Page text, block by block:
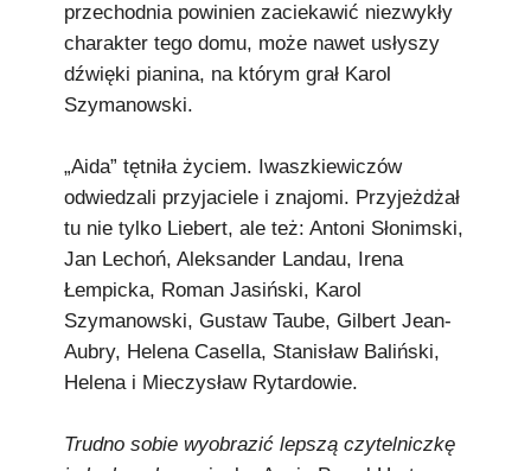
przechodnia powinien zaciekawić niezwykły
charakter tego domu, może nawet usłyszy
dźwięki pianina, na którym grał Karol
Szymanowski.
„Aida” tętniła życiem. Iwaszkiewiczów
odwiedzali przyjaciele i znajomi. Przyjeżdżał
tu nie tylko Liebert, ale też: Antoni Słonimski,
Jan Lechoń, Aleksander Landau, Irena
Łempicka, Roman Jasiński, Karol
Szymanowski, Gustaw Taube, Gilbert Jean-
Aubry, Helena Casella, Stanisław Baliński,
Helena i Mieczysław Rytardowie.
Trudno sobie wyobrazić lepszą czytelniczkę